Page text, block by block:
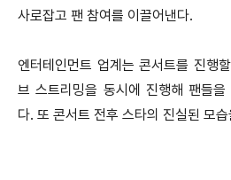
사로잡고 팬 참여를 이끌어낸다.
엔터테인먼트 업계는 콘서트를 진행
브 스트리밍을 동시에 진행해 팬들
다. 또 콘서트 전후 스타의 진실된 모